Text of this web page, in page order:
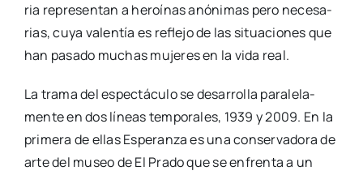
ria repre­sen­tan a heroí­nas anó­ni­mas pero nece­sa­
rias, cuya valen­tía es refle­jo de las situa­cio­nes que
han pasa­do muchas muje­res en la vida real.
La tra­ma del espec­tácu­lo se desa­rro­lla para­le­la­
men­te en dos líneas tem­po­ra­les, 1939 y 2009. En la
pri­me­ra de ellas Espe­ran­za es una con­ser­va­do­ra de
arte del museo de El Pra­do que se enfren­ta a un